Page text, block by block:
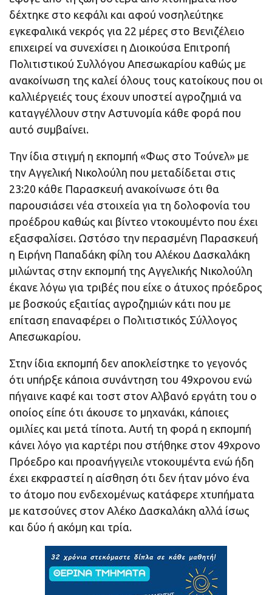
δέχτηκε στο κεφάλι και αφού νοσηλεύτηκε
εγκεφαλικά νεκρός για 22 μέρες στο Βενιζέλειο
επιχειρεί να συνεχίσει η Διοικούσα Επιτροπή
Πολιτιστικού Συλλόγου Απεσωκαρίου καθώς με
ανακοίνωση της καλεί όλους τους κατοίκους που οι
καλλιέργειές τους έχουν υποστεί αγροζημιά να
καταγγέλλουν στην Αστυνομία κάθε φορά που
αυτό συμβαίνει.
Την ίδια στιγμή η εκπομπή «Φως στο Τούνελ» με
την Αγγελική Νικολούλη που μεταδίδεται στις
23:20 κάθε Παρασκευή ανακοίνωσε ότι θα
παρουσιάσει νέα στοιχεία για τη δολοφονία του
προέδρου καθώς και βίντεο ντοκουμέντο που έχει
εξασφαλίσει. Ωστόσο την περασμένη Παρασκευή
η Ειρήνη Παπαδάκη φίλη του Αλέκου Δασκαλάκη
μιλώντας στην εκπομπή της Αγγελικής Νικολούλη
έκανε λόγω για τριβές που είχε ο άτυχος πρόεδρος
με βοσκούς εξαιτίας αγροζημιών κάτι που με
επίταση επαναφέρει ο Πολιτιστικός Σύλλογος
Απεσωκαρίου.
Στην ίδια εκπομπή δεν αποκλείστηκε το γεγονός
ότι υπήρξε κάποια συνάντηση του 49χρονου ενώ
πήγαινε καφέ και τοστ στον Αλβανό εργάτη του ο
οποίος είπε ότι άκουσε το μηχανάκι, κάποιες
ομιλίες και μετά τίποτα. Αυτή τη φορά η εκπομπή
κάνει λόγο για καρτέρι που στήθηκε στον 49χρονο
Πρόεδρο και προανήγγειλε ντοκουμέντα ενώ ήδη
έχει εκφραστεί η αίσθηση ότι δεν ήταν μόνο ένα
το άτομο που ενδεχομένως κατάφερε χτυπήματα
με κατσούνες στον Αλέκο Δασκαλάκη αλλά ίσως
και δύο ή ακόμη και τρία.